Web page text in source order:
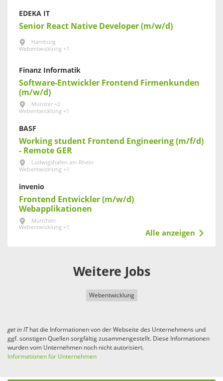
EDEKA IT
Senior React Native Developer (m/w/d)
Hamburg
Webentwicklung +1
Finanz Informatik
Software-Entwickler Frontend Firmenkunden
(m/w/d)
Münster +2
Webentwicklung +1
BASF
Working student Frontend Engineering (m/f/d)
- Remote GER
Ludwigshafen am Rhein
Webentwicklung +1
invenio
Frontend Entwickler (m/w/d)
Webapplikationen
München
Webentwicklung +1
Alle anzeigen
Weitere Jobs
Webentwicklung
get in IThat die Informationen von der Webseite des Unternehmens und
ggf. sonstigen Quellen sorgfältig zusammengestellt. Diese Informationen
wurden vom Unternehmen noch nicht autorisiert.
Informationen für Unternehmen